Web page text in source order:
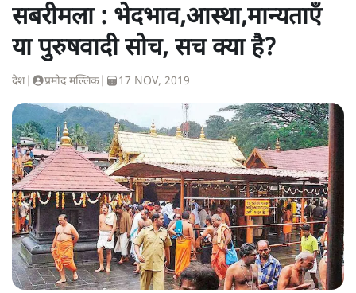
सबरीमला : भेदभाव,आस्था,मान्यताएँ
या पुरुषवादी सोच, सच क्या है?
देश प्रमोद मल्लिक 17 NOV, 2019